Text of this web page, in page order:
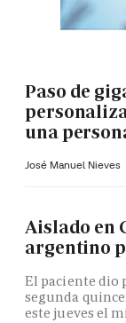
Paso de
una
José Manuel Nieves
Aislado en
argentino
El paciente dio
segunda
este jueves el